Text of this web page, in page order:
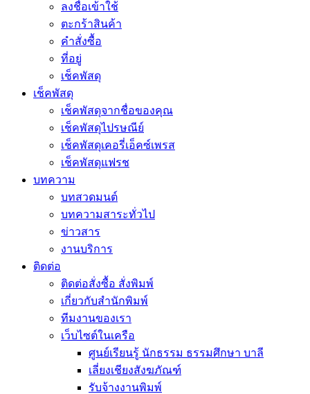
ลงชื่อเข้าใช้
ตะกร้าสินค้า
คำสั่งซื้อ
ที่อยู่
เช็คพัสดุ
เช็คพัสดุ
เช็คพัสดุจากชื่อของคุณ
เช็คพัสดุไปรษณีย์
เช็คพัสดุเคอรี่เอ็คซ์เพรส
เช็คพัสดุแฟรช
บทความ
บทสวดมนต์
บทความสาระทั่วไป
ข่าวสาร
งานบริการ
ติดต่อ
ติดต่อสั่งซื้อ สั่งพิมพ์
เกี่ยวกับสำนักพิมพ์
ทีมงานของเรา
เว็บไซต์ในเครือ
ศูนย์เรียนรู้ นักธรรม ธรรมศึกษา บาลี
เลี่ยงเชียงสังฆภัณฑ์
รับจ้างงานพิมพ์